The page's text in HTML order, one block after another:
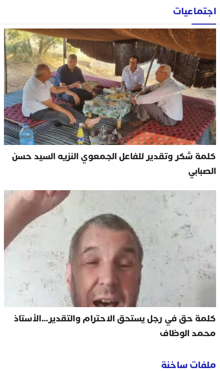
اجتماعيات
كلمة شكر وتقدير للفاعل الجمعوي النزيه السيد حسن
الصبابي
كلمة حق في رجل يستحق الاحترام والتقدير…الأستاذ
محمد الوظاف
ملفات ساخنة